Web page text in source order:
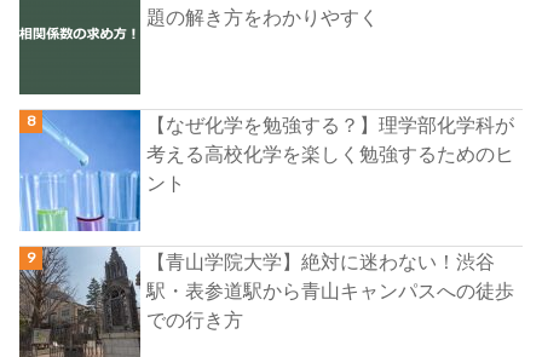
題の解き方をわかりやすく
【なぜ化学を勉強する？】理学部化学科が
考える高校化学を楽しく勉強するためのヒ
ント
【青山学院大学】絶対に迷わない！渋谷
駅・表参道駅から青山キャンパスへの徒歩
での行き方